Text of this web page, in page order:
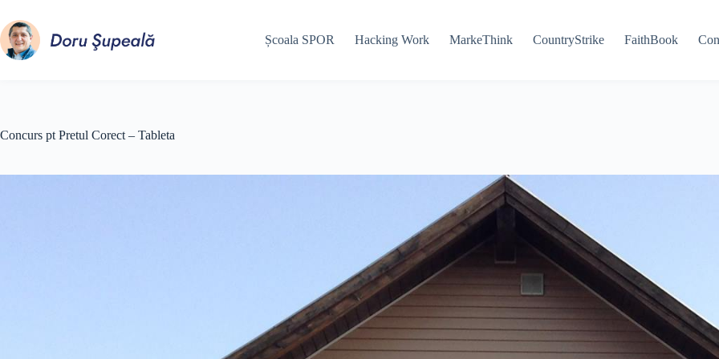
conținut
Școala SPOR Hacking Work MarkeThink CountryStrike FaithBook
Concurs pt Pretul Corect – Tableta